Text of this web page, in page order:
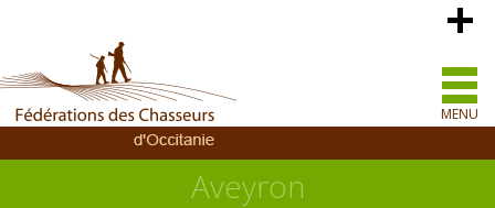
MENU
Aveyron